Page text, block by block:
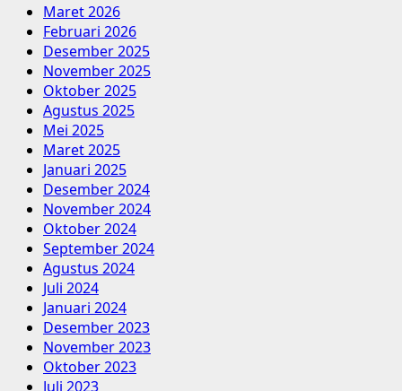
Maret 2026
Februari 2026
Desember 2025
November 2025
Oktober 2025
Agustus 2025
Mei 2025
Maret 2025
Januari 2025
Desember 2024
November 2024
Oktober 2024
September 2024
Agustus 2024
Juli 2024
Januari 2024
Desember 2023
November 2023
Oktober 2023
Juli 2023